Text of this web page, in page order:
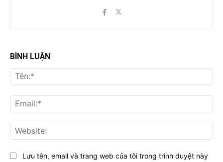
BÌNH LUẬN
Lưu tên, email và trang web của tôi trong trình duyệt này